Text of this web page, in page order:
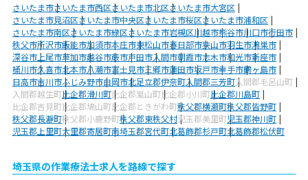
さいたま市さいたま市西区さいたま市北区さいたま市大宮区
さいたま市見沼区さいたま市中央区さいたま市桜区さいたま市浦和区
さいたま市南区さいたま市緑区さいたま市岩槻区川越市熊谷市川口市行田市
秩父市所沢市飯能市加須市本庄市東松山市春日部市狭山市羽生市鴻巣市
深谷市 上尾市草加市越谷市蕨市戸田市入間市朝霞市志木市和光市新座市
桶川市久喜市北本市八潮市富士見市三郷市蓮田市坂戸市幸手市鶴ヶ島市
日高市吉川市ふじみ野市白岡市北足立郡伊奈町入間郡三芳町入間郡毛呂山町
入間郡越生町比企郡滑川町比企郡嵐山町比企郡小川町比企郡川島町
比企郡吉見町比企郡鳩山町比企郡ときがわ町秩父郡横瀬町秩父郡皆野町
秩父郡長瀞町秩父郡小鹿野町秩父郡東秩父村児玉郡美里町児玉郡神川町
児玉郡上里町大里郡寄居町南埼玉郡宮代町北葛飾郡杉戸町北葛飾郡松伏町
埼玉県の作業療法士求人を路線で探す